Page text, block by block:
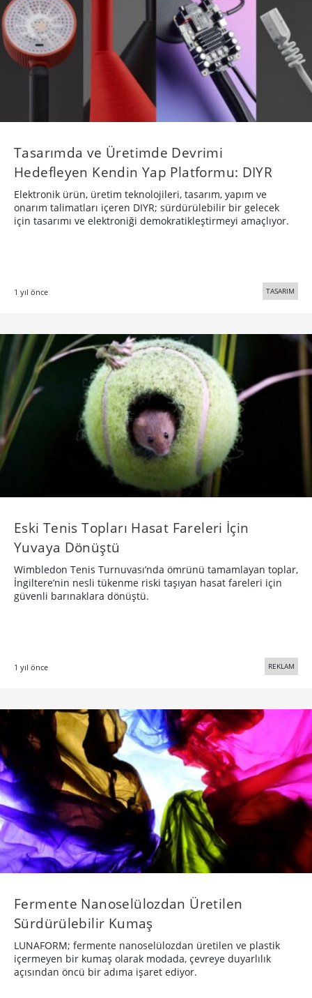
Tasarımda ve Üretimde Devrimi
Hedefleyen Kendin Yap Platformu: DIYR
Elektronik ürün, üretim teknolojileri, tasarım, yapım ve
onarım talimatları içeren DIYR; sürdürülebilir bir gelecek
için tasarımı ve elektroniği demokratikleştirmeyi amaçlıyor.
1 yıl önce TASARIM
Eski Tenis Topları Hasat Fareleri İçin
Yuvaya Dönüştü
Wimbledon Tenis Turnuvası’nda ömrünü tamamlayan toplar,
İngiltere’nin nesli tükenme riski taşıyan hasat fareleri için
güvenli barınaklara dönüştü.
1 yıl önce REKLAM
Fermente Nanoselülozdan Üretilen
Sürdürülebilir Kumaş
LUNAFORM; fermente nanoselülozdan üretilen ve plastik
içermeyen bir kumaş olarak modada, çevreye duyarlılık
açısından öncü bir adıma işaret ediyor.